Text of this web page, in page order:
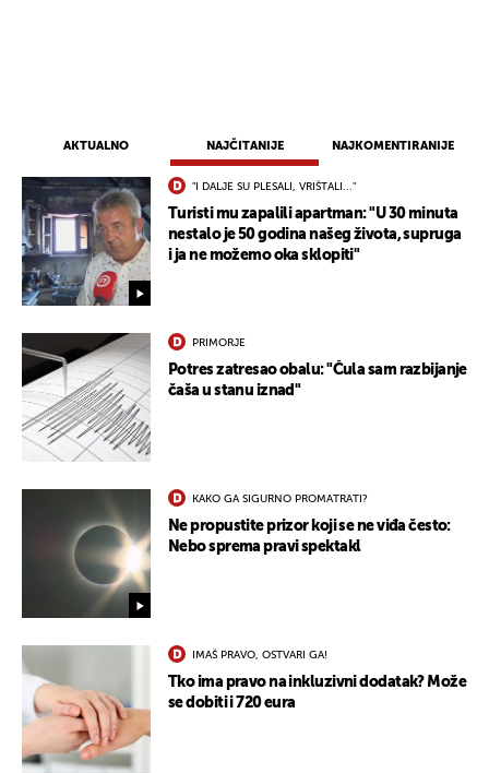
AKTUALNO NAJČITANIJE NAJKOMENTIRANIJE
"I DALJE SU PLESALI, VRIŠTALI..."
Turisti mu zapalili apartman: "U 30 minuta
nestalo je 50 godina našeg života, supruga
i ja ne možemo oka sklopiti"
PRIMORJE
Potres zatresao obalu: "Čula sam razbijanje
čaša u stanu iznad"
KAKO GA SIGURNO PROMATRATI?
Ne propustite prizor koji se ne viđa često:
Nebo sprema pravi spektakl
IMAŠ PRAVO, OSTVARI GA!
Tko ima pravo na inkluzivni dodatak? Može
se dobiti i 720 eura
UKLJUČITE NOTIFIKACIJE